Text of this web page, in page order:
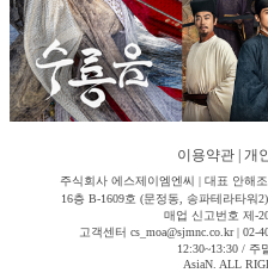
이용약관 개
주식회사 에스제이엠엔씨 | 대표 안해
16층 B-1609호 (문정동, 송파테라타워
매업 신고번호 제-
고객센터 cs_moa@sjmnc.co.kr | 02-
12:30~13:30 / 주
AsiaN. ALL